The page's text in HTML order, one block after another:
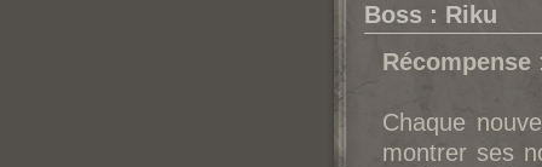
Boss : Riku
Récompense
Chaque
montrer ses